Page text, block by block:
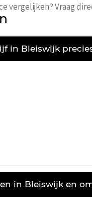
vergelijken? Vraag
in Bleiswijk
in Bleiswijk en